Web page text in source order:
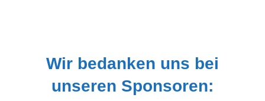
Wir bedanken uns bei
unseren Sponsoren: